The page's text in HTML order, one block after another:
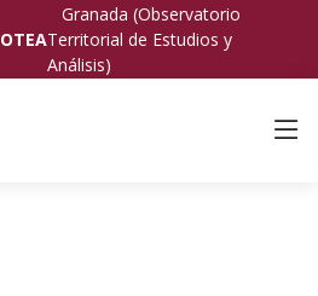
OTEA
Granada (Observatorio
Territorial de Estudios y
Análisis)